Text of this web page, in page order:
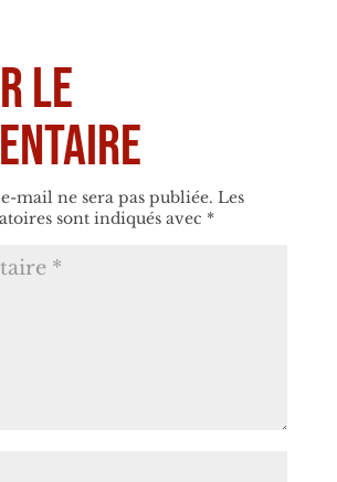
le
mail ne sera pas publiée. Les
sont indiqués avec *